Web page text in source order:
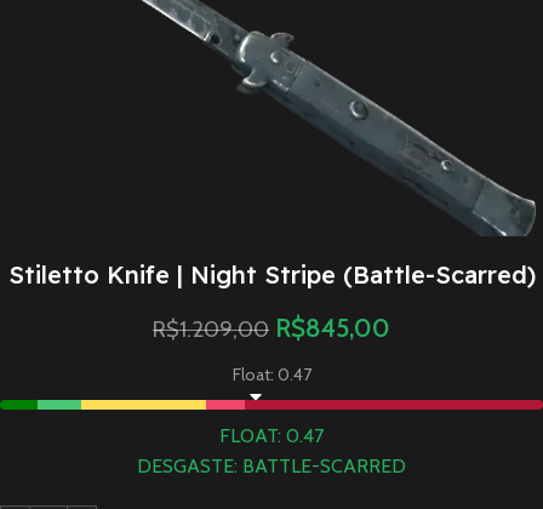
Stiletto Knife | Night Stripe (Battle-Scarred)
R$1.209,00 R$845,00
Float: 0.47
FLOAT: 0.47
DESGASTE: BATTLE-SCARRED